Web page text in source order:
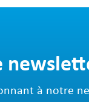
à notre